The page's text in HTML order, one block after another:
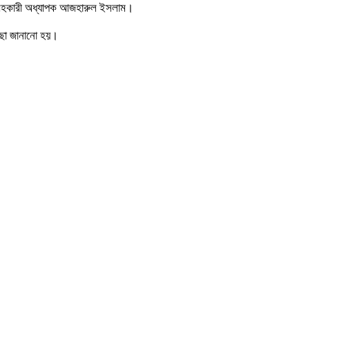
অধ্যাপক আজহারুল ইসলাম।
জানানো হয়।